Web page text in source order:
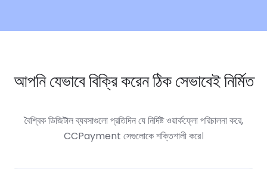
আপনি যেভাবে বিক্রি করেন ঠিক সেভাবেই নির্মিত
বৈশ্বিক ডিজিটাল ব্যবসাগুলো প্রতিদিন যে নির্দিষ্ট ওয়ার্কফ্লো পরিচালনা করে,
CCPayment সেগুলোকে শক্তিশালী করে।